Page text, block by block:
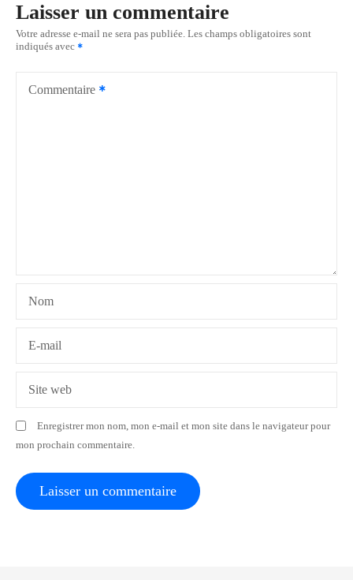
g
a
t
i
c
l
Laisser un commentaire
Votre adresse e-mail ne sera pas publiée. Les champs obligatoires sont
indiqués avec
Commentaire
Nom
E-mail
Site web
Enregistrer mon nom, mon e-mail et mon site dans le navigateur pour
mon prochain commentaire.